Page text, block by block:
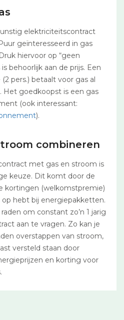
elektriciteitscontract
geïnteresseerd in gas
hiervoor op “geen
is behoorlijk aan de prijs. Een
pers.) betaalt voor gas al
Het goedkoopst is een gas
(ook interessant:
).
combineren
met gas en stroom is
keuze. Dit komt door de
kortingen (welkomstpremie)
op hebt bij energiepakketten.
om constant zo’n 1 jarig
aan te vragen. Zo kan je
overstappen van stroom,
versteld staan door
en korting voor